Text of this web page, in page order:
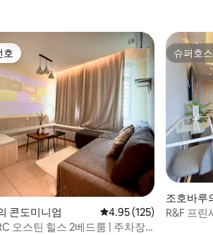
기 146개
호
호
콘도미니엄 평점 4.95점(5점 만점),
4.95 (125)
오스틴 힐스 2베드룸 | 주차장 2
슈퍼호
슈퍼호
조호바루
R&F 프린